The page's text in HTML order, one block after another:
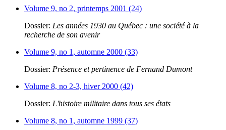
Volume 9, no 2, printemps 2001 (24)
Dossier: Les années 1930 au Québec : une société à la
recherche de son avenir
Volume 9, no 1, automne 2000 (33)
Dossier: Présence et pertinence de Fernand Dumont
Volume 8, no 2-3, hiver 2000 (42)
Dossier: L'histoire militaire dans tous ses états
Volume 8, no 1, automne 1999 (37)